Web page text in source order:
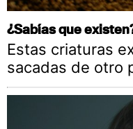
¿Sabías que
Estas criaturas
sacadas de otro